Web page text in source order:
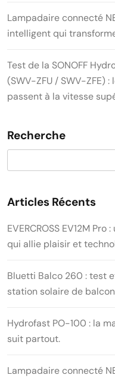
Lampadaire connecté
intelligent qui
Test de la SONOFF
(SWV-ZFU / SWV-ZFE)
passent à la vitesse
Recherche
Articles Récents
EVERCROSS EV12M
qui allie plaisir et
Bluetti Balco 260 : test
station solaire de balcon
Hydrofast PO-100 : la
suit partout.
Lampadaire connecté